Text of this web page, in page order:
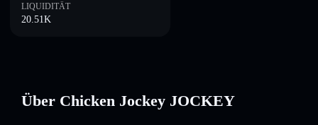
LIQUIDITÄT
20.51K
Über Chicken Jockey JOCKEY